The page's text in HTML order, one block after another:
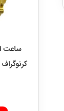
ساعت